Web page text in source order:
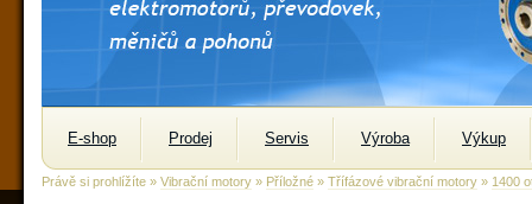
E-shop Prodej Servis Výroba Výkup
Právě si prohlížíte » Vibrační motory » Příložné » Třífázové vibrační motory » 1400